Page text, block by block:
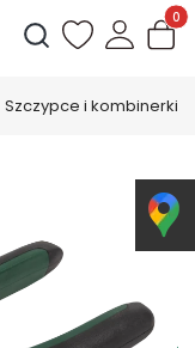
Otwórz wyszukiwarkę
Szczypce i kombinerki